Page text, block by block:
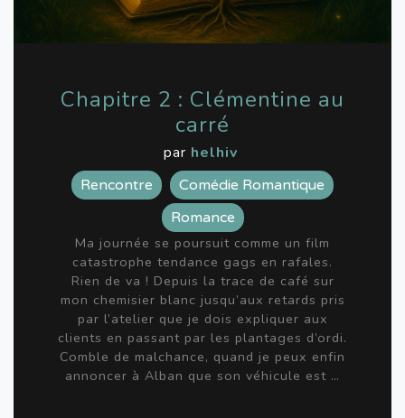
Chapitre 2 : Clémentine au
carré
par helhiv
Rencontre
Comédie Romantique
Romance
Ma journée se poursuit comme un film
catastrophe tendance gags en rafales.
Rien de va ! Depuis la trace de café sur
mon chemisier blanc jusqu’aux retards pris
par l’atelier que je dois expliquer aux
clients en passant par les plantages d’ordi.
Comble de malchance, quand je peux enfin
annoncer à Alban que son véhicule est …